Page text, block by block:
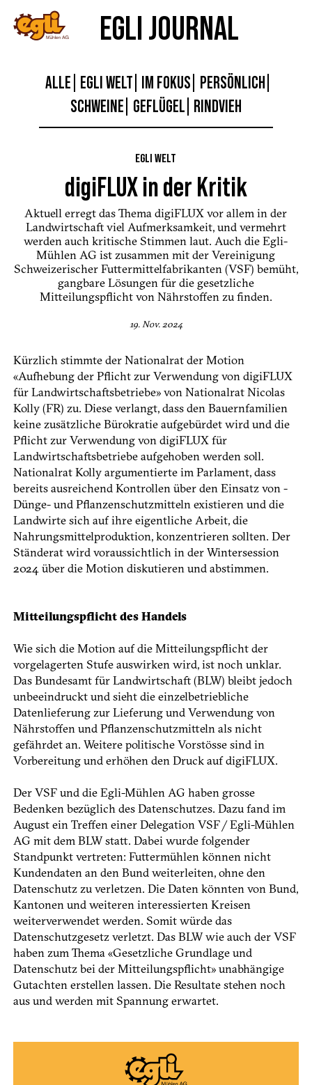
EGLI JOURNAL
ALLE EGLI WELT IM FOKUS
PERSÖNLICH
SCHWEINE GEFLÜGEL RINDVIEH
EGLI WELT
digiFLUX in der Kritik
Aktuell erregt das Thema ­digiFLUX vor allem in der
Landwirtschaft viel Aufmerksamkeit, und ­vermehrt
werden auch kritische Stimmen laut. Auch die Egli-
Mühlen AG ist zusammen mit der Vereinigung
Schweizerischer Futtermittelfabrikanten (VSF) bemüht,
gangbare Lösungen für die gesetzliche
Mitteilungspflicht von Nährstoffen zu finden.
19. Nov. 2024
Kürzlich stimmte der Nationalrat der Motion
«Aufhebung der Pflicht zur Verwendung von ­digiFLUX
für Landwirtschaftsbetriebe» von Nationalrat Nicolas
Kolly (FR) zu. Diese verlangt, dass den Bauernfamilien
keine zusätzliche Bürokratie aufgebürdet wird und die
Pflicht zur Verwendung von digiFLUX für
Landwirtschaftsbetriebe ­aufgehoben werden soll.
Nationalrat Kolly argumentierte im Parlament, dass
bereits ausreichend Kontrollen über den Einsatz von ­
Dünge- und Pflanzenschutzmitteln existieren und die
Landwirte sich auf ihre eigentliche Arbeit, die
Nahrungsmittelproduktion, konzentrieren sollten. Der
Ständerat wird voraussichtlich in der Winter­session
2024 über die Motion diskutieren und abstimmen.
Mitteilungspflicht des Handels
Wie sich die Motion auf die Mitteilungspflicht der
vorgelagerten Stufe auswirken wird, ist noch unklar.
Das Bundesamt für Landwirtschaft (BLW) bleibt jedoch
unbeeindruckt und sieht die einzelbetriebliche
Datenlieferung zur Lieferung und Verwendung von
Nährstoffen und Pflanzenschutzmitteln als nicht
gefährdet an. Weitere politische Vorstösse sind in
Vorbereitung und erhöhen den Druck auf digiFLUX.
Der VSF und die Egli-Mühlen AG haben grosse
Bedenken bezüglich des Datenschutzes. Dazu fand im
August ein Treffen einer Delegation VSF / Egli-Mühlen
AG mit dem BLW statt. Dabei wurde folgender
Standpunkt vertreten: Futtermühlen können nicht
Kundendaten an den Bund weiterleiten, ohne den
Datenschutz zu verletzen. Die Daten könnten von Bund,
Kantonen und weiteren interessierten Kreisen
weiterverwendet werden. Somit würde das
Datenschutzgesetz verletzt. Das BLW wie auch der VSF
haben zum ­Thema «Gesetzliche Grundlage und
Datenschutz bei der Mitteilungspflicht» unabhängige
Gutachten erstellen lassen. Die Resultate stehen noch
aus und werden mit Spannung erwartet.